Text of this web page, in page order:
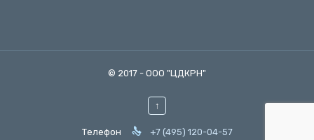
© 2017 - ООО "ЦДКРН"
↑
Телефон  +7 (495) 120-04-57